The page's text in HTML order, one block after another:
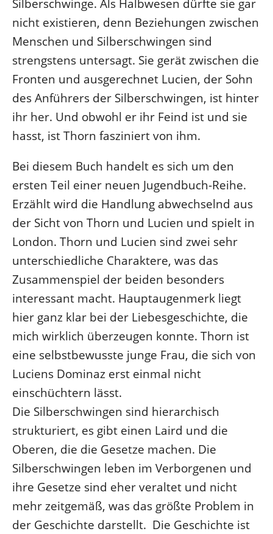
Silberschwinge. Als Halbwesen dürfte sie gar
nicht existieren, denn Beziehungen zwischen
Menschen und Silberschwingen sind
strengstens untersagt. Sie gerät zwischen die
Fronten und ausgerechnet Lucien, der Sohn
des Anführers der Silberschwingen, ist hinter
ihr her. Und obwohl er ihr Feind ist und sie
hasst, ist Thorn fasziniert von ihm.
Bei diesem Buch handelt es sich um den
ersten Teil einer neuen Jugendbuch-Reihe.
Erzählt wird die Handlung abwechselnd aus
der Sicht von Thorn und Lucien und spielt in
London. Thorn und Lucien sind zwei sehr
unterschiedliche Charaktere, was das
Zusammenspiel der beiden besonders
interessant macht. Hauptaugenmerk liegt
hier ganz klar bei der Liebesgeschichte, die
mich wirklich überzeugen konnte. Thorn ist
eine selbstbewusste junge Frau, die sich von
Luciens Dominaz erst einmal nicht
einschüchtern lässt.
Die Silberschwingen sind hierarchisch
strukturiert, es gibt einen Laird und die
Oberen, die die Gesetze machen. Die
Silberschwingen leben im Verborgenen und
ihre Gesetze sind eher veraltet und nicht
mehr zeitgemäß, was das größte Problem in
der Geschichte darstellt. Die Geschichte ist